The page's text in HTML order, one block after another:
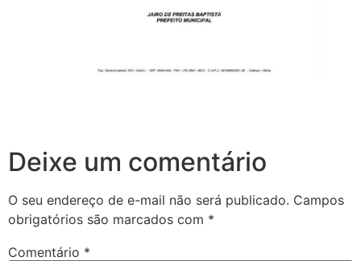
Deixe um comentário
O seu endereço de e-mail não será publicado. Campos
obrigatórios são marcados com *
Comentário *